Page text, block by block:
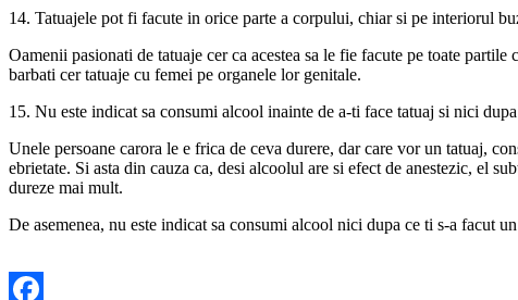
14. Tatuajele pot fi facute in orice parte a corpului, chiar si pe interiorul
Oamenii pasionati de tatuaje cer ca acestea sa le fie facute pe toate
barbati cer tatuaje cu femei pe organele lor genitale.
15. Nu este indicat sa consumi alcool inainte de a-ti face tatuaj si nici dupa
Unele persoane carora le e frica de ceva durere, dar care vor un tatuaj,
ebrietate. Si asta din cauza ca, desi alcoolul are si efect de anestezic, el
dureze mai mult.
De asemenea, nu este indicat sa consumi alcool nici dupa ce ti s-a facut